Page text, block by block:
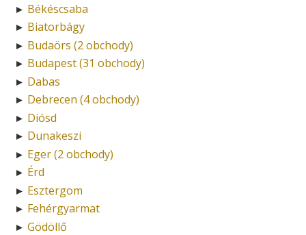
► Békéscsaba
► Biatorbágy
► Budaörs (2 obchody)
► Budapest (31 obchody)
► Dabas
► Debrecen (4 obchody)
► Diósd
► Dunakeszi
► Eger (2 obchody)
► Érd
► Esztergom
► Fehérgyarmat
► Gödöllő